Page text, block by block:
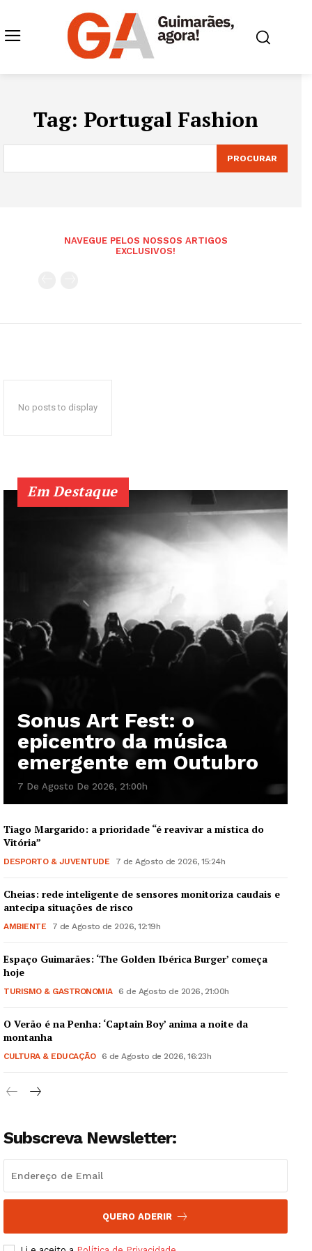
Guimarães, agora!
Institucional
Artigos
Edição Digital
Grande Entrevista
Tag: Portugal Fashion
PROCURAR
NAVEGUE PELOS NOSSOS ARTIGOS
EXCLUSIVOS!
No posts to display
Em Destaque
Sonus Art Fest: o
epicentro da música
emergente em Outubro
7 De Agosto De 2026, 21:00h
Tiago Margarido: a prioridade “é reavivar a mística do
Vitória”
DESPORTO & JUVENTUDE 7 de Agosto de 2026, 15:24h
Cheias: rede inteligente de sensores monitoriza caudais e
antecipa situações de risco
AMBIENTE 7 de Agosto de 2026, 12:19h
Espaço Guimarães: ‘The Golden Ibérica Burger’ começa
hoje
TURISMO & GASTRONOMIA 6 de Agosto de 2026, 21:00h
O Verão é na Penha: ‘Captain Boy’ anima a noite da
montanha
CULTURA & EDUCAÇÃO 6 de Agosto de 2026, 16:23h
Subscreva Newsletter:
QUERO ADERIR